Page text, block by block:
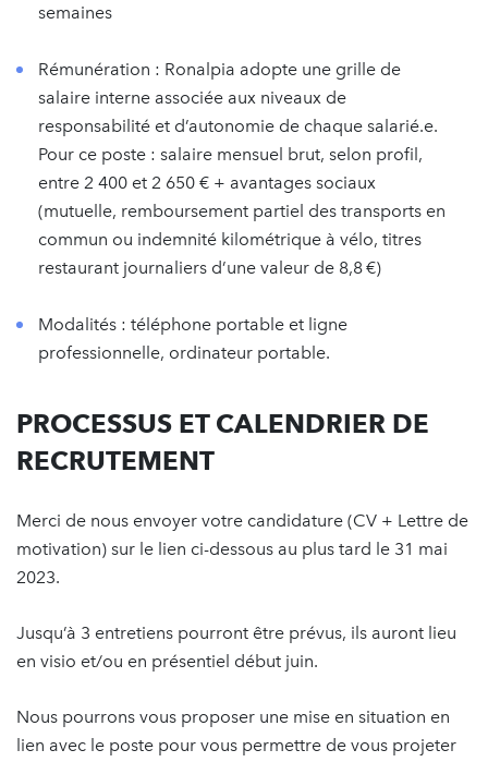
semaines
Rémunération : Ronalpia adopte une grille de
salaire interne associée aux niveaux de
responsabilité et d’autonomie de chaque salarié.e.
Pour ce poste : salaire mensuel brut, selon profil,
entre 2 400 et 2 650 € + avantages sociaux
(mutuelle, remboursement partiel des transports en
commun ou indemnité kilométrique à vélo, titres
restaurant journaliers d’une valeur de 8,8 €)
Modalités : téléphone portable et ligne
professionnelle, ordinateur portable.
PROCESSUS ET CALENDRIER DE
RECRUTEMENT
Merci de nous envoyer votre candidature (CV + Lettre de
motivation) sur le lien ci-dessous au plus tard le 31 mai
2023.
Jusqu’à 3 entretiens pourront être prévus, ils auront lieu
en visio et/ou en présentiel début juin.
Nous pourrons vous proposer une mise en situation en
lien avec le poste pour vous permettre de vous projeter